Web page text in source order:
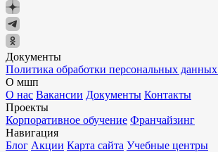
Документы
Политика обработки персональных данных
О мшп
О нас Вакансии Документы Контакты
Проекты
Корпоративное обучение Франчайзинг
Навигация
Блог Акции Карта сайта Учебные центры